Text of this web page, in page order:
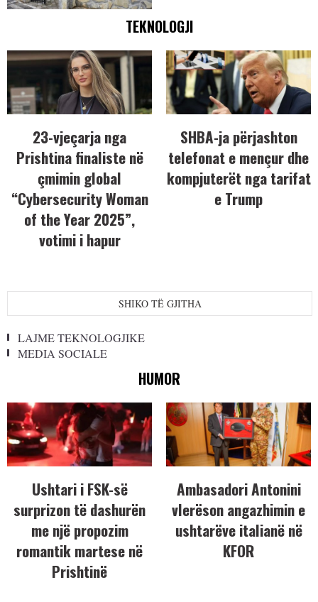
TEKNOLOGJI
23-vjeçarja nga
Prishtina finaliste në
çmimin global
“Cybersecurity Woman
of the Year 2025”,
votimi i hapur
SHBA-ja përjashton
telefonat e mençur dhe
kompjuterët nga tarifat
e Trump
SHIKO TË GJITHA
LAJME TEKNOLOGJIKE
MEDIA SOCIALE
HUMOR
Ushtari i FSK-së
surprizon të dashurën
me një propozim
romantik martese në
Prishtinë
Ambasadori Antonini
vlerëson angazhimin e
ushtarëve italianë në
KFOR